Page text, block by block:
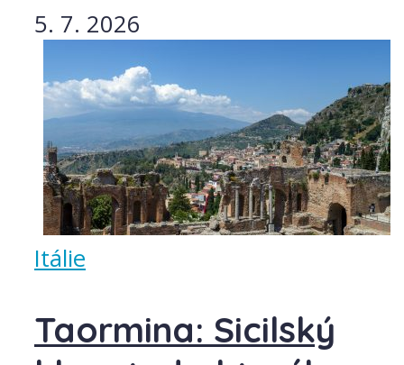
5. 7. 2026
Itálie
Taormina: Sicilský